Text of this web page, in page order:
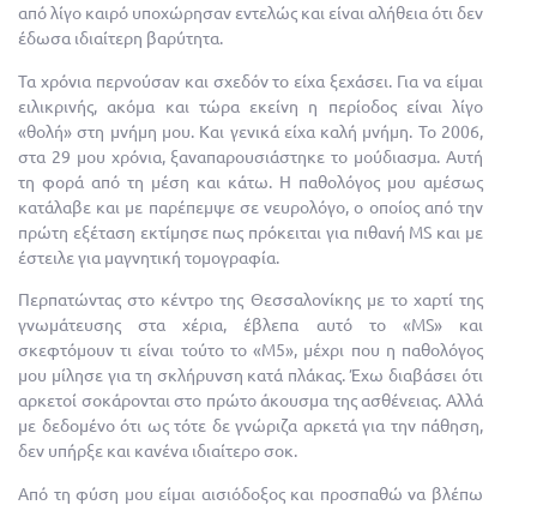
από λίγο καιρό υποχώρησαν εντελώς και είναι αλήθεια ότι δεν
έδωσα ιδιαίτερη βαρύτητα.
Τα χρόνια περνούσαν και σχεδόν το είχα ξεχάσει. Για να είμαι
ειλικρινής, ακόμα και τώρα εκείνη η περίοδος είναι λίγο
«θολή» στη μνήμη μου. Και γενικά είχα καλή μνήμη. Το 2006,
στα 29 μου χρόνια, ξαναπαρουσιάστηκε το μούδιασμα. Αυτή
τη φορά από τη μέση και κάτω. Η παθολόγος μου αμέσως
κατάλαβε και με παρέπεμψε σε νευρολόγο, ο οποίος από την
πρώτη εξέταση εκτίμησε πως πρόκειται για πιθανή MS και με
έστειλε για μαγνητική τομογραφία.
Περπατώντας στο κέντρο της Θεσσαλονίκης με το χαρτί της
γνωμάτευσης στα χέρια, έβλεπα αυτό το «MS» και
σκεφτόμουν τι είναι τούτο το «Μ5», μέχρι που η παθολόγος
μου μίλησε για τη σκλήρυνση κατά πλάκας. Έχω διαβάσει ότι
αρκετοί σοκάρονται στο πρώτο άκουσμα της ασθένειας. Αλλά
με δεδομένο ότι ως τότε δε γνώριζα αρκετά για την πάθηση,
δεν υπήρξε και κανένα ιδιαίτερο σοκ.
Από τη φύση μου είμαι αισιόδοξος και προσπαθώ να βλέπω